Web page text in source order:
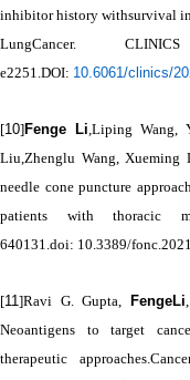
inhibitor history withsurvival
LungCancer.
e2251.DOI: 10.6061/clinics/
[10]Fenge Li ,Liping Wang,
Liu,Zhenglu Wang, Xueming
needle cone puncture
patients with thoracic
640131. doi: 10.3389/
[11]Ravi G. Gupta, FengeLi
Neoantigens to target
therapeutic approaches.